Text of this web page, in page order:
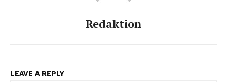
Redaktion
LEAVE A REPLY